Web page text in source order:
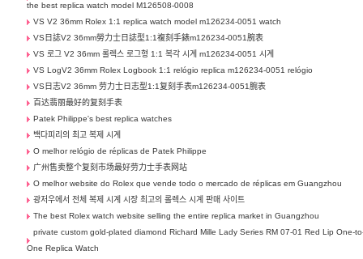
the best replica watch model M126508-0008
VS V2 36mm Rolex 1:1 replica watch model m126234-0051 watch
VS日誌V2 36mm勞力士日誌型1:1複刻手錶m126234-0051腕表
VS 로그 V2 36mm 롤렉스 로그형 1:1 복각 시계 m126234-0051 시계
VS LogV2 36mm Rolex Logbook 1:1 relógio replica m126234-0051 relógio
VS日志V2 36mm 劳力士日志型1:1复刻手表m126234-0051腕表
百达翡丽最好的复刻手表
Patek Philippe's best replica watches
백다피리의 최고 복제 시계
O melhor relógio de réplicas de Patek Philippe
广州售卖整个复刻市场最好劳力士手表网站
O melhor website do Rolex que vende todo o mercado de réplicas em Guangzhou
광저우에서 전체 복제 시계 시장 최고의 롤렉스 시계 판매 사이트
The best Rolex watch website selling the entire replica market in Guangzhou
private custom gold-plated diamond Richard Mille Lady Series RM 07-01 Red Lip One-
One Replica Watch